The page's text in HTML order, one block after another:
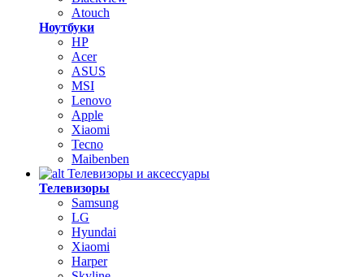
Atouch
Ноутбуки
HP
Acer
ASUS
MSI
Lenovo
Apple
Xiaomi
Tecno
Maibenben
Телевизоры и аксессуары
Телевизоры
Samsung
LG
Hyundai
Xiaomi
Harper